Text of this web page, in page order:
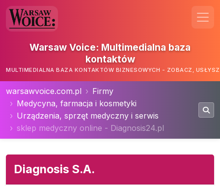
Warsaw Voice: Multimedialna baza
kontaktów
MULTIMEDIALNA BAZA KONTAKTÓW BIZNESOWYCH - ZOBACZ,
warsawvoice.com.pl
Firmy
Medycyna, farmacja i kosmetyki
Urządzenia, sprzęt medyczny i serwis
sklep medyczny online - Diagnosis24.pl
Diagnosis S.A.